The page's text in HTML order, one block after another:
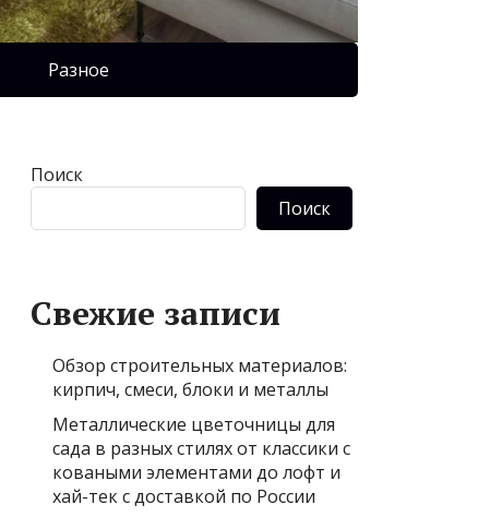
Разное
Поиск
Поиск
Свежие записи
Обзор строительных материалов:
кирпич, смеси, блоки и металлы
Металлические цветочницы для
сада в разных стилях от классики с
коваными элементами до лофт и
хай-тек с доставкой по России